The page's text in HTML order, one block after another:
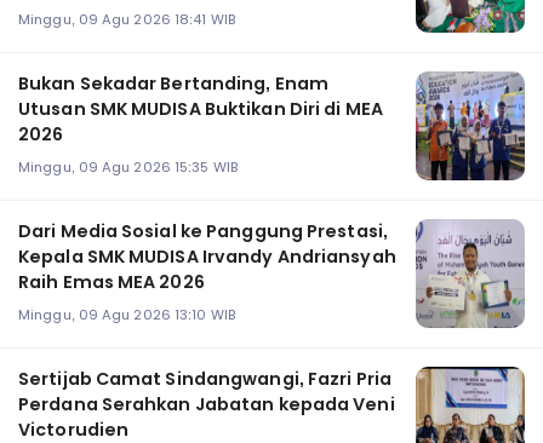
Minggu, 09 Agu 2026 18:41 WIB
Bukan Sekadar Bertanding, Enam
Utusan SMK MUDISA Buktikan Diri di MEA
2026
Minggu, 09 Agu 2026 15:35 WIB
Dari Media Sosial ke Panggung Prestasi,
Kepala SMK MUDISA Irvandy Andriansyah
Raih Emas MEA 2026
Minggu, 09 Agu 2026 13:10 WIB
Sertijab Camat Sindangwangi, Fazri Pria
Perdana Serahkan Jabatan kepada Veni
Victorudien